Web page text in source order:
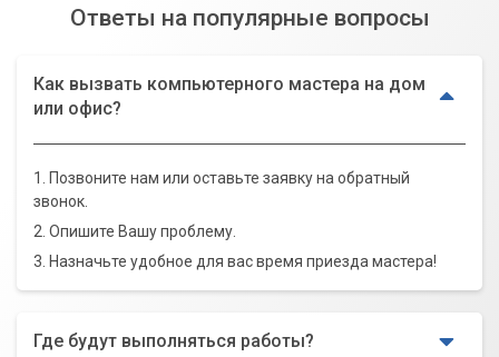
Ответы на популярные вопросы
Как вызвать компьютерного мастера на дом
или офис?
1. Позвоните нам или оставьте заявку на обратный
звонок.
2. Опишите Вашу проблему.
3. Назначьте удобное для вас время приезда мастера!
Где будут выполняться работы?